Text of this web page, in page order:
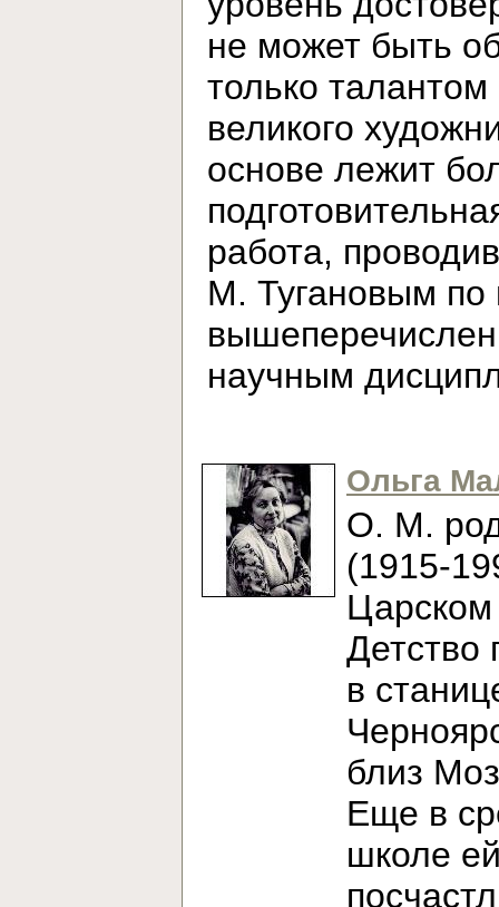
не может быть
только талантом
великого
основе лежит
работа,
М. Тугановым по
научным
Ольга
О. М.
(1915-
Детство
в
близ
Еще в
школе